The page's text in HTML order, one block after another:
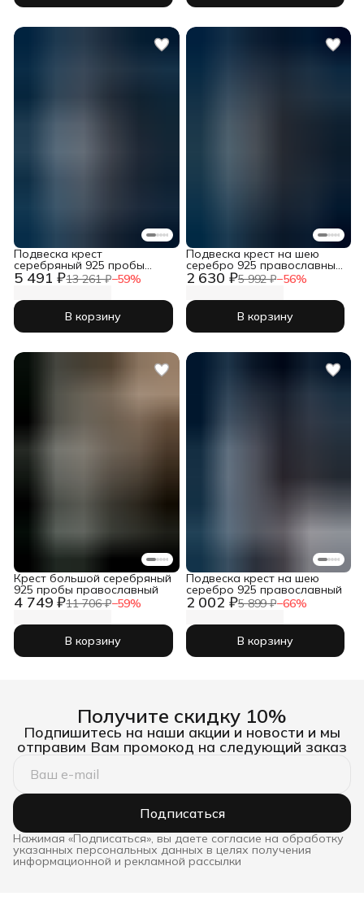
5 491 ₽13 261 ₽−59%
Подвеска крест
серебряный 925 пробы
православный
В корзину
2 630 ₽5 992 ₽−56%
Подвеска крест на шею
серебро 925 православный
в позолоте
В корзину
4 749 ₽11 706 ₽−59%
Крест большой серебряный
925 пробы православный
В корзину
2 002 ₽5 899 ₽−66%
Подвеска крест на шею
серебро 925 православный
В корзину
Получите скидку 10%
Подпишитесь на наши акции и новости и мы
отправим Вам промокод на следующий заказ
Подписаться
Нажимая «Подписаться», вы даете согласие на обработку
указанных персональных данных в целях получения
информационной и рекламной рассылки